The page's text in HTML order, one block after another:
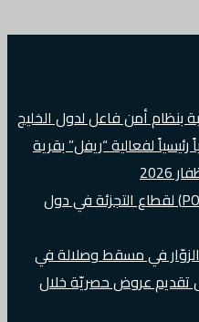
بنظام أمن فاعل لدول الخليج
لفعالية “ريفل” بقرية
زوهو تطلق حل نقاط البيع (POS) لقطاع التجزئة في دول
في مسقط وصلالة في
تقديم عروض حصريّة خلال